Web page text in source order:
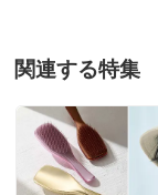
グレイッシュネ
欲しかった薄手
も気にならずお
関連する特集